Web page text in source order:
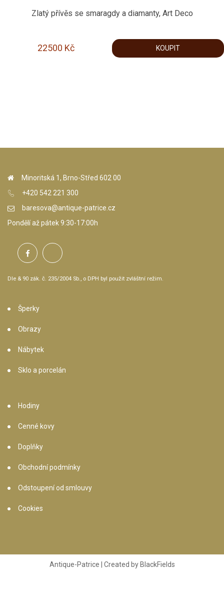
Zlatý přívěs se smaragdy a diamanty, Art Deco
22500 Kč KOUPIT
Minoritská 1, Brno-Střed 602 00
+420 542 221 300
baresova@antique-patrice.cz
Pondělí až pátek 9:30-17:00h
Dle & 90 zák. č. 235/2004 Sb., o DPH byl použit zvláštní režim.
Šperky
Obrazy
Nábytek
Sklo a porcelán
Hodiny
Cenné kovy
Doplňky
Obchodní podmínky
Odstoupení od smlouvy
Cookies
Antique-Patrice | Created by BlackFields